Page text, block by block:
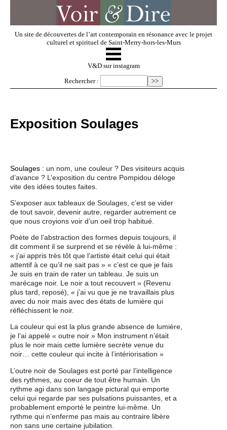
Un site de découvertes de l’art contemporain en résonance avec le projet
culturel et spirituel de Saint-Merry-hors-les-Murs
V & D
Exposer
Regarder
Sacré
Cousinages
☰
V&D sur instagram
Rechercher :
Exposition Soulages
Soulages : un nom, une couleur ? Des visiteurs acquis
d’avance ? L’exposition du centre Pompidou déloge
vite des idées toutes faites.
S’exposer aux tableaux de Soulages, c’est se vider
de tout savoir, devenir autre, regarder autrement ce
que nous croyions voir d’un oeil trop habitué.
Poète de l’abstraction des formes depuis toujours, il
dit comment il se surprend et se révèle à lui-même :
« j’ai appris très tôt que l’artiste était celui qui était
attentif à ce qu’il ne sait pas » « c’est ce que je fais
Je suis en train de rater un tableau. Je suis un
marécage noir. Le noir a tout recouvert » (Revenu
plus tard, reposé), « j’ai vu que je ne travaillais plus
avec du noir mais avec des états de lumière qui
réfléchissent le noir.
La couleur qui est la plus grande absence de lumière,
je l’ai appelé « outre noir » Mon instrument n’était
plus le noir mais cette lumière secrète venue du
noir… cette couleur qui incite à l’intériorisation »
L’outre noir de Soulages est porté par l’intelligence
des rythmes, au coeur de tout être humain. Un
rythme agi dans son langage pictural qui emporte
celui qui regarde par ses pulsations puissantes, et a
probablement emporté le peintre lui-même. Un
rythme qui n’enferme pas mais au contraire libère
non sans une certaine jubilation.